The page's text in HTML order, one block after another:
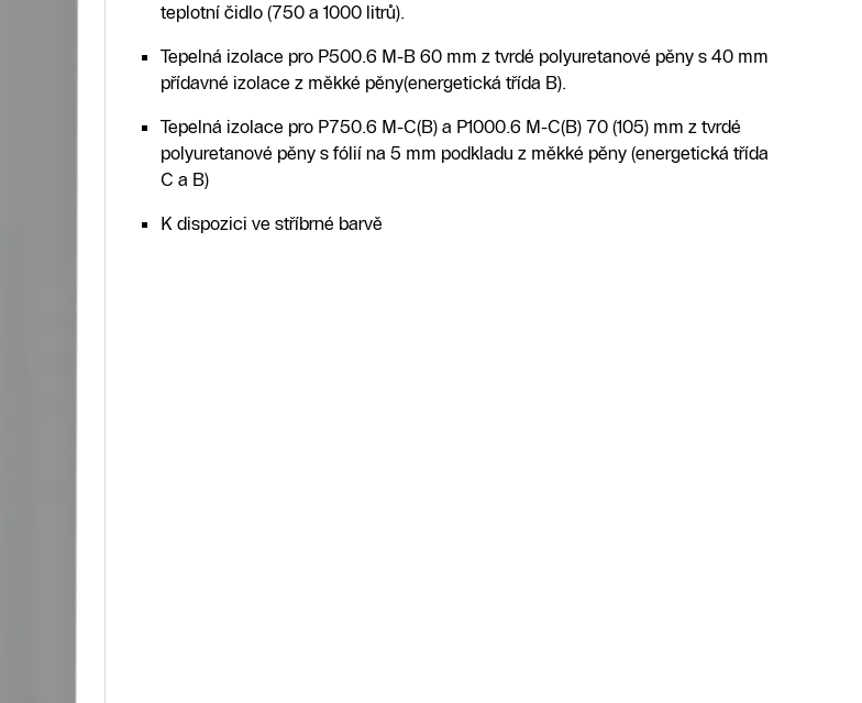
teplotní čidlo (750 a 1000 litrů).
Tepelná izolace pro P500.6 M-B 60 mm z tvrdé polyuretanové pěny s 40 mm
přídavné izolace z měkké pěny(energetická třída B).
Tepelná izolace pro P750.6 M-C(B) a P1000.6 M-C(B) 70 (105) mm z tvrdé
polyuretanové pěny s fólií na 5 mm podkladu z měkké pěny (energetická třída
C a B)
K dispozici ve stříbrné barvě